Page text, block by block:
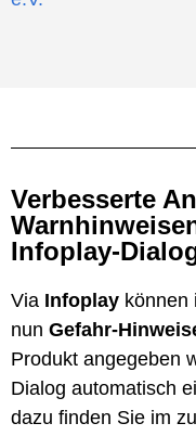
Verbesserte
Infoplay-
Via Infoplay können
nun Gefahr-
Produkt angegeben
Dialog automatisch
dazu finden Sie im